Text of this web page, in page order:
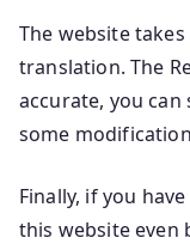
The website
translation. The
accurate, you
some
Finally, if you
this website even